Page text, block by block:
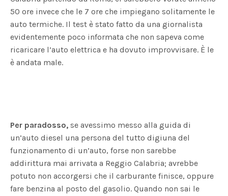
50 ore invece che le 7 ore che impiegano solitamente le
auto termiche. Il test è stato fatto da una giornalista
evidentemente poco informata che non sapeva come
ricaricare l’auto elettrica e ha dovuto improvvisare. È le
è andata male.
Per paradosso, se avessimo messo alla guida di
un’auto diesel una persona del tutto digiuna del
funzionamento di un’auto, forse non sarebbe
addirittura mai arrivata a Reggio Calabria; avrebbe
potuto non accorgersi che il carburante finisce, oppure
fare benzina al posto del gasolio. Quando non sai le